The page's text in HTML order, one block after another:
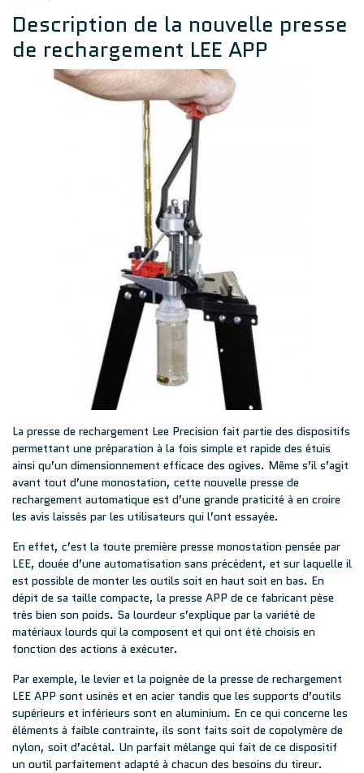
Description de la nouvelle presse
de rechargement LEE APP
La presse de rechargement Lee Precision fait partie des dispositifs
permettant une préparation à la fois simple et rapide des étuis
ainsi qu’un dimensionnement efficace des ogives. Même s’il s’agit
avant tout d’une monostation, cette nouvelle presse de
rechargement automatique est d’une grande praticité à en croire
les avis laissés par les utilisateurs qui l’ont essayée.
En effet, c’est la toute première presse monostation pensée par
LEE, douée d’une automatisation sans précédent, et sur laquelle il
est possible de monter les outils soit en haut soit en bas. En
dépit de sa taille compacte, la presse APP de ce fabricant pèse
très bien son poids. Sa lourdeur s’explique par la variété de
matériaux lourds qui la composent et qui ont été choisis en
fonction des actions à exécuter.
Par exemple, le levier et la poignée de la presse de rechargement
LEE APP sont usinés et en acier tandis que les supports d’outils
supérieurs et inférieurs sont en aluminium. En ce qui concerne les
éléments à faible contrainte, ils sont faits soit de copolymère de
nylon, soit d’acétal. Un parfait mélange qui fait de ce dispositif
un outil parfaitement adapté à chacun des besoins du tireur.